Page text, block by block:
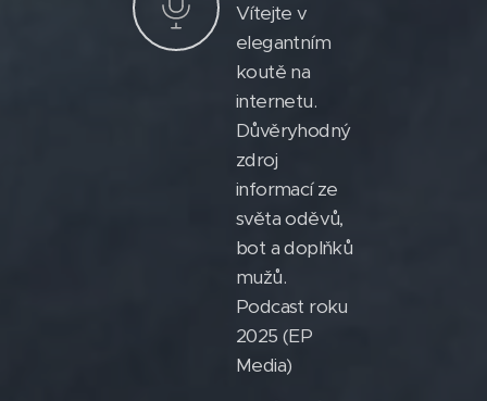
Vítejte v
elegantním
koutě na
internetu.
Důvěryhodný
zdroj
informací ze
světa oděvů,
bot a doplňků
mužů.
Podcast roku
2025 (EP
Media)